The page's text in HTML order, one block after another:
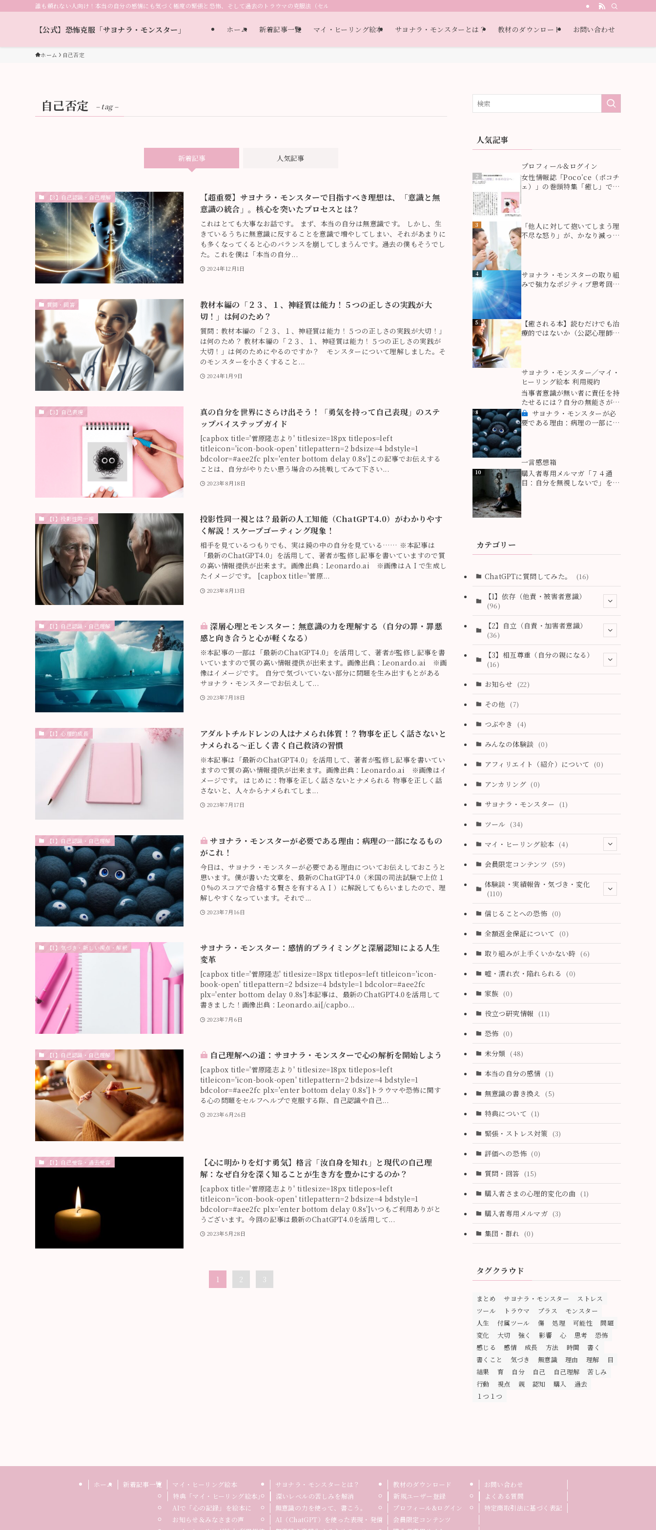
誰も頼れない人向け！本当の自分の感情にも気づく極度の緊張と恐怖、そして過去のトラウマの克服法（セルフヘルプ教材）（自己認識・自己理解・自己受容・過去受容）
【公式】恐怖克服「サヨナラ・モンスター」 ホーム 新着記事一覧 マイ・ヒーリング絵本 サヨナラ・モンスターとは？ 教材のダウンロード お問い合わせ
ホーム 自己否定
自己否定 – tag –
新着記事 人気記事
【3】自己認識・自己理解
【超重要】サヨナラ・モンスターで目指すべき理想は、「意識と無
意識の統合」。核心を突いたプロセスとは？
これはとても大事なお話です。 まず、本当の自分は無意識です。 しかし、生
きているうちに無意識に反することを意識で増やしてしまい、それがあまりに
も多くなってくると心のバランスを崩してしまうんです。過去の僕もそうでし
た。これを僕は「本当の自分...
2024年12月1日
質問・回答
教材本編の「２３、１、神経質は能力！５つの正しさの実践が大
切！」は何のため？
質問：教材本編の「２３、１、神経質は能力！５つの正しさの実践が大切！」
は何のため？ 教材本編の「２３、１、神経質は能力！５つの正しさの実践が
大切！」は何のためにやるのですか？ モンスターについて理解しました。そ
のモンスターを小さくすること...
2024年1月9日
【3】自己表現
真の自分を世界にさらけ出そう！「勇気を持って自己表現」のステ
ップバイステップガイド
[capbox title='菅原隆志より' titlesize=18px titlepos=left
titleicon='icon-book-open' titlepattern=2 bdsize=4 bdstyle=1
bdcolor=#aee2fc plx='enter bottom delay 0.8s']この記事でお伝えする
ことは、自分がやりたい思う場合のみ挑戦してみて下さい...
2023年8月18日
【1】投影性同一視
投影性同一視とは？最新の人工知能（ChatGPT4.0）がわかりやす
く解説！スケープゴーティング現象！
相手を見ているつもりでも、実は鏡の中の自分を見ている…… ※本記事は
「最新のChatGPT4.0」を活用して、著者が監修し記事を書いていますので質
の高い情報提供が出来ます。画像出典：Leonardo.ai ※画像はＡＩで生成し
たイメージです。 [capbox title='菅原...
2023年8月13日
【1】自己認識・自己理解
深層心理とモンスター：無意識の力を理解する（自分の罪・罪悪
感と向き合うと心が軽くなる）
※本記事の一部は「最新のChatGPT4.0」を活用して、著者が監修し記事を書
いていますので質の高い情報提供が出来ます。画像出典：Leonardo.ai ※画
像はイメージです。 自分で気づいていない部分に問題を生み出すもとがある
サヨナラ・モンスターでお伝えして...
2023年7月18日
【1】心理的成長
アダルトチルドレンの人はナメられ体質！？物事を正しく話さないと
ナメられる〜正しく書く自己救済の習慣
※本記事は「最新のChatGPT4.0」を活用して、著者が監修し記事を書いてい
ますので質の高い情報提供が出来ます。画像出典：Leonardo.ai ※画像はイ
メージです。 はじめに：物事を正しく話さないとナメられる 物事を正しく話
さないと、人々からナメられてしま...
2023年7月17日
【1】自己認識・自己理解
サヨナラ・モンスターが必要である理由：病理の一部になるもの
がこれ！
今日は、サヨナラ・モンスターが必要である理由についてお伝えしておこうと
思います。僕が書いた文章を、最新のChatGPT4.0（米国の司法試験で上位１
０%のスコアで合格する賢さを有するＡＩ）に解説してもらいましたので、理
解しやすくなっています。それで...
2023年7月16日
【1】気づき・新しい視点・解釈
サヨナラ・モンスター：感情的プライミングと深層認知による人生
変革
[capbox title='菅原隆志' titlesize=18px titlepos=left titleicon='icon-
book-open' titlepattern=2 bdsize=4 bdstyle=1 bdcolor=#aee2fc
plx='enter bottom delay 0.8s']本記事は、最新のChatGPT4.0を活用して
書きました！画像出典：Leonardo.ai[/capbo...
2023年7月6日
【1】自己認識・自己理解 自己理解への道：サヨナラ・モンスターで心の解析を開始しよう
[capbox title='菅原隆志より' titlesize=18px titlepos=left
titleicon='icon-book-open' titlepattern=2 bdsize=4 bdstyle=1
bdcolor=#aee2fc plx='enter bottom delay 0.8s']トラウマや恐怖に関す
る心の問題をセルフヘルプで克服する際、自己認識や自己...
2023年6月26日
【1】自己受容・過去受容
【心に明かりを灯す勇気】格言「汝自身を知れ」と現代の自己理
解：なぜ自分を深く知ることが生き方を豊かにするのか？
[capbox title='菅原隆志より' titlesize=18px titlepos=left
titleicon='icon-book-open' titlepattern=2 bdsize=4 bdstyle=1
bdcolor=#aee2fc plx='enter bottom delay 0.8s']いつもご利用ありがと
うございます。今回の記事は最新のChatGPT4.0を活用して...
2023年5月28日
1 2 3
人気記事
プロフィール&ログイン
2
女性情報誌「Poco’ce（ポコチ
ェ）」の巻頭特集「癒し」で
3
「他人に対して抱いてしまう理
不尽な怒り」が、かなり減った
4
サヨナラ・モンスターの取り組
みで強力なポジティブ思考回路
5
【癒される本】読むだけでも治
療的ではないか（公認心理師・
サヨナラ・モンスター／マイ・
ヒーリング絵本 利用規約
当事者意識が無い者に責任を持
たせるには？自分の無能さが原
因だった。
8
サヨナラ・モンスターが必
要である理由：病理の一部にな
一言感想箱
10
購入者専用メルマガ「７４通
目：自分を無視しないで」を追
カテゴリー
ChatGPTに質問してみた。 (16)
【1】依存（他責・被害者意識）
(96)
(2)
(1)
(0)
(28)
(18)
(4)
(9)
(6)
(37)
(11)
【2】自立（自責・加害者意識）
(36)
(2)
(6)
【3】相互尊重（自分の親になる）
(16)
(11)
お知らせ (22)
その他 (7)
つぶやき (4)
みんなの体験談 (0)
アフィリエイト（紹介）について (0)
アンカリング (0)
サヨナラ・モンスター (1)
ツール (34)
マイ・ヒーリング絵本 (4)
(1)
会員限定コンテンツ (59)
体験談・実績報告・気づき・変化
(110)
(4)
(4)
(3)
(2)
(2)
(2)
(1)
(0)
信じることへの恐怖 (0)
全額返金保証について (0)
取り組みが上手くいかない時 (6)
嘘・濡れ衣・陥れられる (0)
家族 (0)
役立つ研究情報 (11)
恐怖 (0)
未分類 (48)
本当の自分の感情 (1)
無意識の書き換え (5)
特典について (1)
緊張・ストレス対策 (3)
評価への恐怖 (0)
質問・回答 (15)
購入者さまの心理的変化の曲 (1)
購入者専用メルマガ (3)
集団・群れ (0)
タグクラウド
まとめ サヨナラ・モンスター
ストレス
ツール
トラウマ プラス
モンスター
人生
付属ツール 傷 処理 可能性
問題
変化
大切 強く 影響 心 思考
恐怖
感じる
感情 成長 方法 時間
書く
書くこと
気づき 無意識 理由 理解
目
結果
育 自分 自己 自己理解
苦しみ
行動
視点 親 認知 購入
過去
１つ１つ
ホーム 新着記事一覧
マイ・ヒーリング絵本
特典「マイ・ヒーリング絵本」
AIで「心の記録」を絵本に
お知らせ＆みなさまの声
サヨナラ・モンスターとは？
深いレベルの苦しみを解消
無意識の力を使って、書こう。
AI（ChatGPT）を使った表現・発信
教材のダウンロード
新規ユーザー登録
プロフィール&ログイン
会員限定コンテンツ
お問い合わせ
よくある質問
特定商取引法に基づく表記